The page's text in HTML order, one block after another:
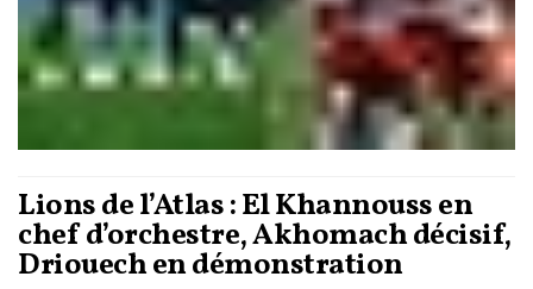
Lions de l’Atlas : El Khannouss en
chef d’orchestre, Akhomach décisif,
Driouech en démonstration